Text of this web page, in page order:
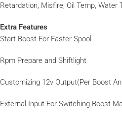
Retardation, Misfire, Oil Temp, Water
Extra Features
Start Boost For Faster Spool
Rpm Prepare and Shiftlight
Customizing 12v Output(Per Boost
External Input For Switching Boost